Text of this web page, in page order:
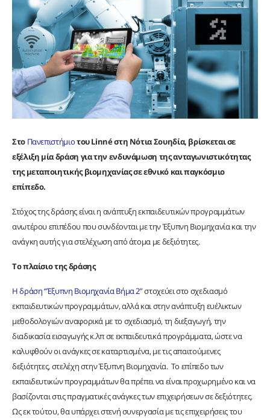
Στο ΠανεπιστήμιοτουLinnéστη Νότια Σουηδία, βρίσκεται σε
εξέλιξη μία δράση για την ενδυνάμωση της ανταγωνιστικότητας
της μεταποιητικής βιομηχανίας σε εθνικό και παγκόσμιο
επίπεδο.
Στόχος της δράσης είναι η ανάπτυξη εκπαιδευτικών προγραμμάτων
ανωτέρου επιπέδου που συνδέονται με την Έξυπνη Βιομηχανία και την
ανάγκη αυτής για στελέχωση από άτομα με δεξιότητες.
Το πλαίσιο της δράσης
Η δράση “Έξυπνη Βιομηχανία Βήμα 2” στοχεύει στο σχεδιασμό
εκπαιδευτικών προγραμμάτων, αλλά και στην ανάπτυξη ευέλικτων
μεθοδολογιών αναφορικά με το σχεδιασμό, τη διεξαγωγή, την
διαδικασία εισαγωγής κ.λπ σε εκπαιδευτικά προγράμματα, ώστε να
καλυφθούν οι ανάγκες σε καταρτισμένα, με τις απαιτούμενες
δεξιότητες, στελέχη στην Έξυπνη Βιομηχανία. Το επίπεδο των
εκπαιδευτικών προγραμμάτων θα πρέπει να είναι προχωρημένο και να
βασίζονται στις πραγματικές ανάγκες των επιχειρήσεων σε δεξιότητες.
Ως εκ τούτου, θα υπάρχει στενή συνεργασία με τις επιχειρήσεις του